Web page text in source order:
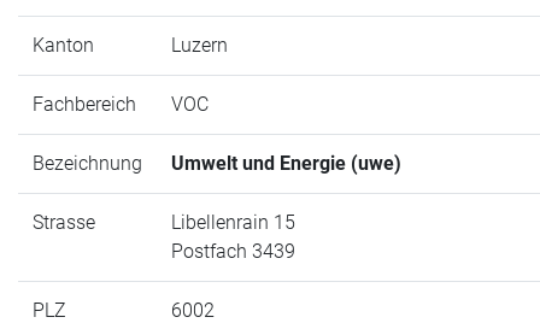
Kanton Luzern
Fachbereich VOC
Bezeichnung Umwelt und Energie (uwe)
Strasse
Libellenrain 15
Postfach 3439
PLZ 6002